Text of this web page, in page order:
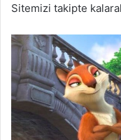
Sitemizi takipte